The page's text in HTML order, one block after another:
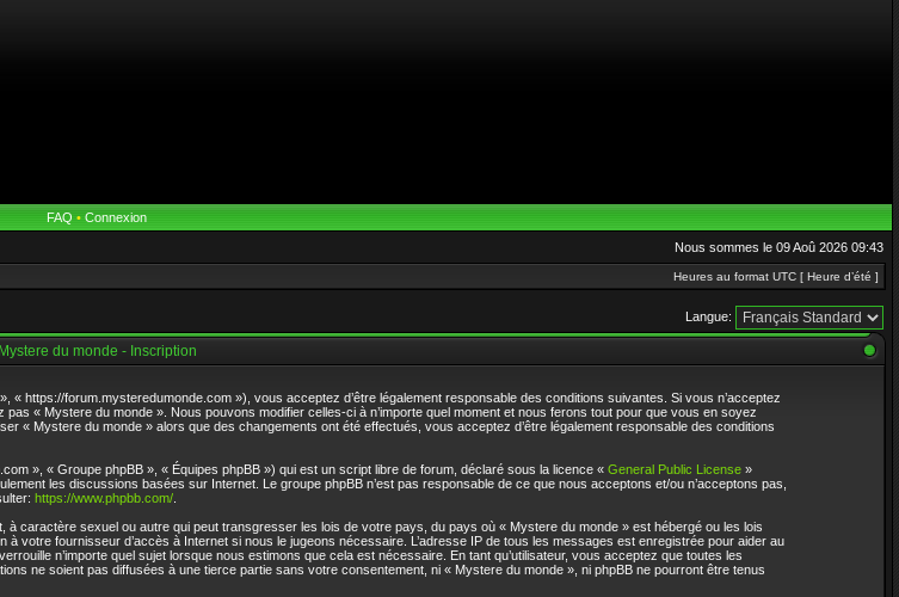
FAQ • Connexion
Nous sommes le 09 Aoû 2026 09:43
Heures au format UTC [ Heure d’été ]
Langue:
Mystere du monde - Inscription
https://forum.mysteredumonde.com »), vous acceptez d’être légalement responsable des conditions suivantes. Si vous n’acceptez
« Mystere du monde ». Nous pouvons modifier celles-ci à n’importe quel moment et nous ferons tout pour que vous en soyez
« Mystere du monde » alors que des changements ont été effectués, vous acceptez d’être légalement responsable des conditions
», « Groupe phpBB », « Équipes phpBB ») qui est un script libre de forum, déclaré sous la licence « General Public License»
les discussions basées sur Internet. Le groupe phpBB n’est pas responsable de ce que nous acceptons et/ou n’acceptons pas,
https://www.phpbb.com/.
caractère sexuel ou autre qui peut transgresser les lois de votre pays, du pays où « Mystere du monde » est hébergé ou les lois
votre fournisseur d’accès à Internet si nous le jugeons nécessaire. L’adresse IP de tous les messages est enregistrée pour aider au
n’importe quel sujet lorsque nous estimons que cela est nécessaire. En tant qu’utilisateur, vous acceptez que toutes les
ne soient pas diffusées à une tierce partie sans votre consentement, ni « Mystere du monde », ni phpBB ne pourront être tenus